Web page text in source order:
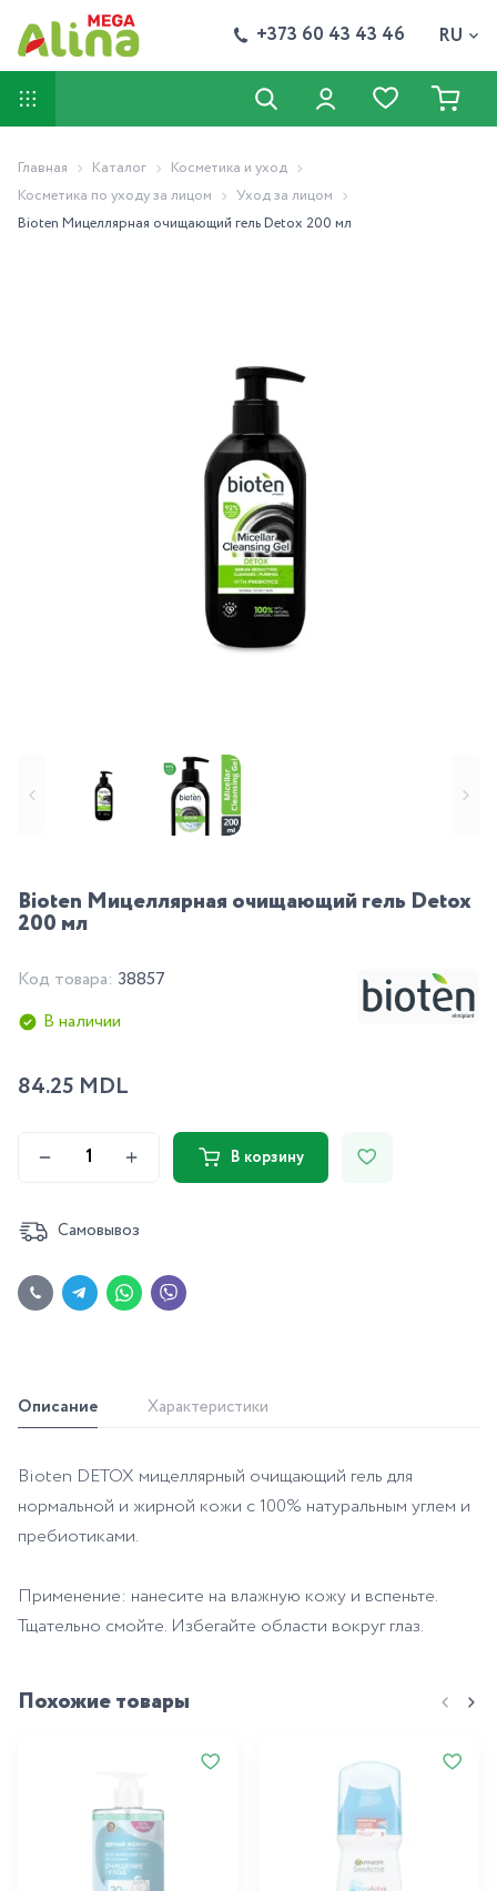
+373 60 43 43 46 RU
Главная Каталог
Косметика и уход
Косметика по уходу за лицом
Уход за лицом
Bioten Мицеллярная очищающий гель Detox 200 мл
Bioten Мицеллярная очищающий гель Detox
200 мл
Код товара: 38857
В наличии
84.25 MDL
В корзину
Самовывоз
Описание Характеристики
Bioten DETOX мицеллярный очищающий гель для
нормальной и жирной кожи с 100% натуральным углем и
пребиотиками.
Применение: нанесите на влажную кожу и вспеньте.
Тщательно смойте. Избегайте области вокруг глаз.
Похожие товары